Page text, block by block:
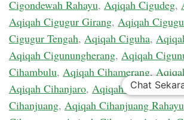
Cigondewah Rahayu, Aqiqah Cigudeg,
Aqiqah Cigugur Girang, Aqiqah
Cigugur Tengah, Aqiqah Ciguha,
Aqiqah Cigunungherang, Aqiqah
Cihambulu, Aqiqah Cihamerang,
Aqiqah Cihanjaro, Aqiqah Cihanjawar,
Cihanjuang, Aqiqah Cihanjuang Rahayu
Chat